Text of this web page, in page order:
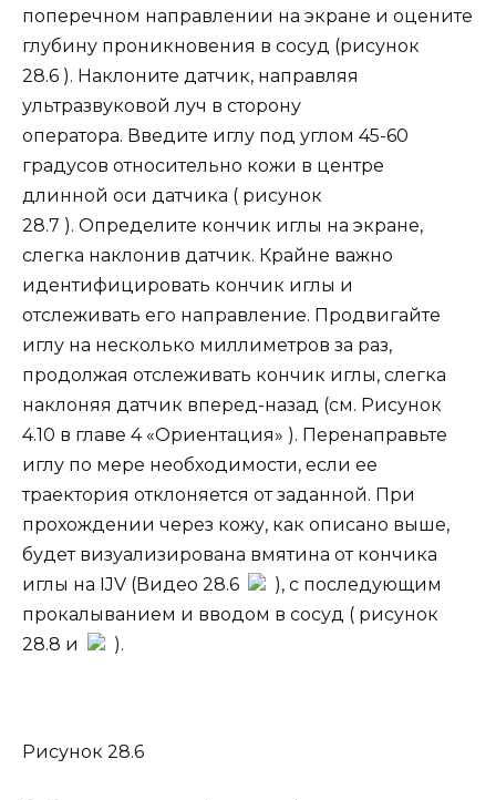
поперечном направлении на экране и оцените
глубину проникновения в сосуд (рисунок
28.6 ). Наклоните датчик, направляя
ультразвуковой луч в сторону
оператора. Введите иглу под углом 45-60
градусов относительно кожи в центре
длинной оси датчика ( рисунок
28.7 ). Определите кончик иглы на экране,
слегка наклонив датчик. Крайне важно
идентифицировать кончик иглы и
отслеживать его направление. Продвигайте
иглу на несколько миллиметров за раз,
продолжая отслеживать кончик иглы, слегка
наклоняя датчик вперед-назад (см. Рисунок
4.10 в главе 4 «Ориентация» ). Перенаправьте
иглу по мере необходимости, если ее
траектория отклоняется от заданной. При
прохождении через кожу, как описано выше,
будет визуализирована вмятина от кончика
иглы на IJV (Видео 28.6
), с последующим
прокалыванием и вводом в сосуд ( рисунок
28.8 и
).
Рисунок 28.6